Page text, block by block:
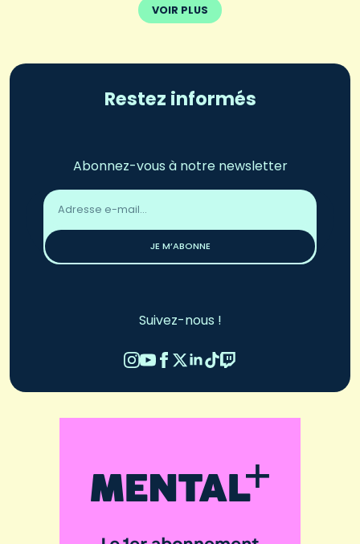
VOIR PLUS
Restez informés
Abonnez-vous à notre newsletter
Adresse
email
JE M’ABONNE
Suivez-nous !